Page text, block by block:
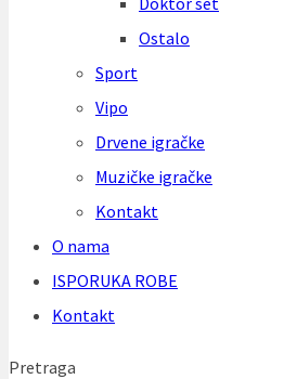
Ostalo
Sport
Vipo
Drvene igračke
Muzičke igračke
Kontakt
O nama
ISPORUKA ROBE
Kontakt
Pretraga